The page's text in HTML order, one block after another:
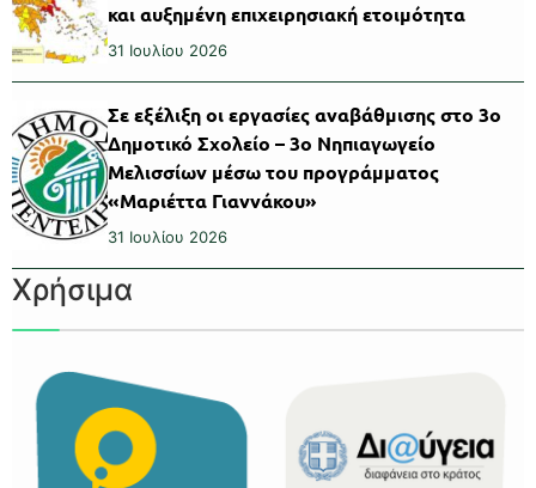
και αυξημένη επιχειρησιακή ετοιμότητα
31 Ιουλίου 2026
Σε εξέλιξη οι εργασίες αναβάθμισης στο 3ο
Δημοτικό Σχολείο – 3ο Νηπιαγωγείο
Μελισσίων μέσω του προγράμματος
«Μαριέττα Γιαννάκου»
31 Ιουλίου 2026
Χρήσιμα